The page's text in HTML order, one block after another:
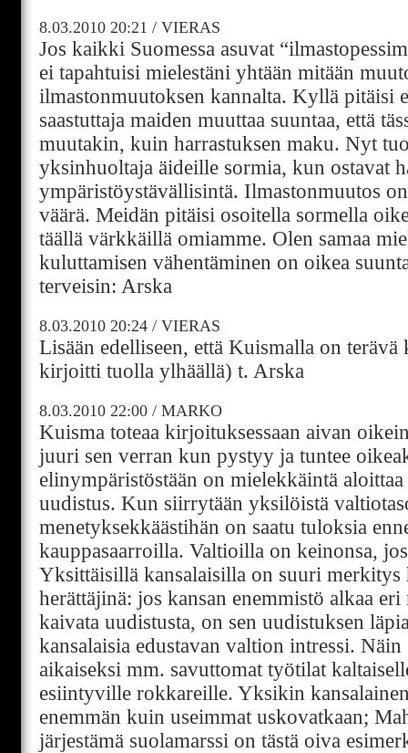
8.03.2010 20:21 / VIERAS
Jos kaikki Suomessa asuvat
ei tapahtuisi mielestäni yhtään mitään
ilmastonmuutoksen kannalta. Kyllä pitäisi
saastuttaja maiden muuttaa suuntaa, että
muutakin, kuin harrastuksen maku. Nyt
yksinhuoltaja äideille sormia, kun ostavat
ympäristöystävällisintä. Ilmastonmuutos
väärä. Meidän pitäisi osoitella sormella
täällä värkkäillä omiamme. Olen samaa
kuluttamisen vähentäminen on oikea
terveisin: Arska
8.03.2010 20:24 / VIERAS
Lisään edelliseen, että Kuismalla on
kirjoitti tuolla ylhäällä) t. Arska
8.03.2010 22:00 / MARKO
Kuisma toteaa kirjoituksessaan aivan
juuri sen verran kun pystyy ja tuntee
elinympäristöstään on mielekkäintä
uudistus. Kun siirrytään yksilöistä
menetyksekkäästihän on saatu tuloksia
kauppasaarroilla. Valtioilla on keinonsa,
Yksittäisillä kansalaisilla on suuri merkitys
herättäjinä: jos kansan enemmistö alkaa
kaivata uudistusta, on sen uudistuksen
kansalaisia edustavan valtion intressi. Näin
aikaiseksi mm. savuttomat työtilat
esiintyville rokkareille. Yksikin
enemmän kuin useimmat uskovatkaan;
järjestämä suolamarssi on tästä oiva